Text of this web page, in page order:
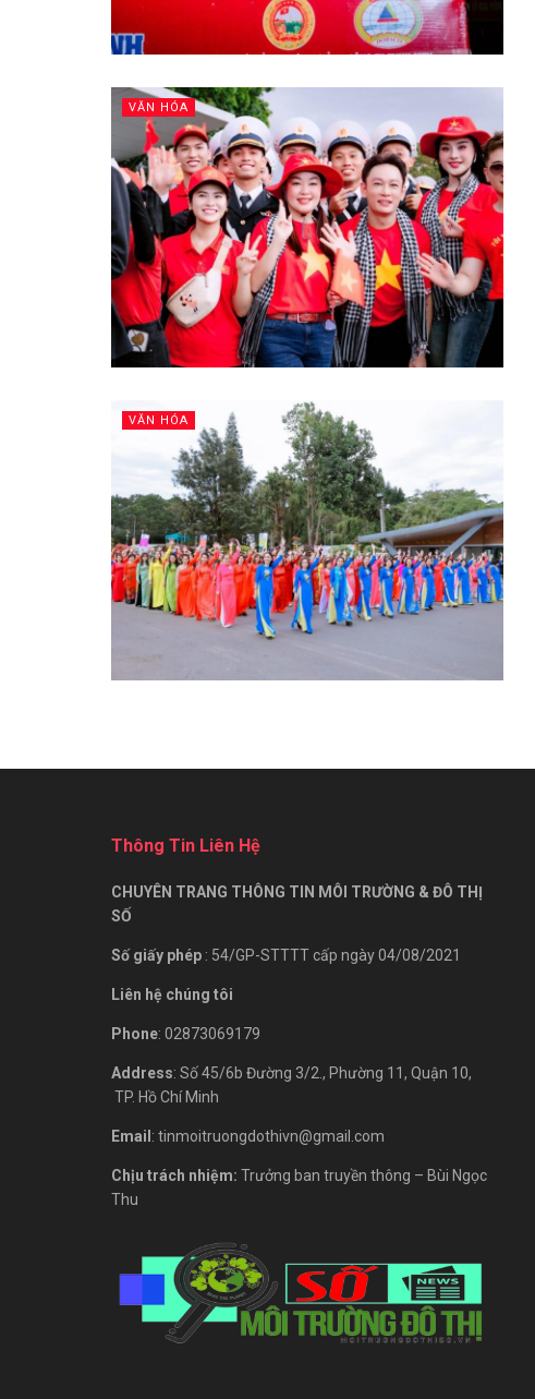
VĂN HÓA
VĂN HÓA
Thông Tin Liên Hệ
CHUYÊN TRANG THÔNG TIN MÔI TRƯỜNG & ĐÔ THỊ
SỐ
Số giấy phép : 54/GP-STTTT cấp ngày 04/08/2021
Liên hệ chúng tôi
Phone: 02873069179
Address: Số 45/6b Đường 3/2., Phường 11, Quận 10,
TP. Hồ Chí Minh
Email : tinmoitruongdothivn@gmail.com
Chịu trách nhiệm: Trưởng ban truyền thông – Bùi Ngọc
Thu